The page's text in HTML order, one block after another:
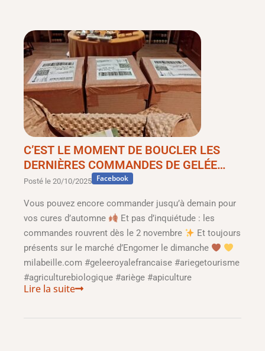
C’EST LE MOMENT DE BOUCLER LES
DERNIÈRES COMMANDES DE GELÉE…
Posté le 20/10/2025 Facebook
Vous pouvez encore commander jusqu’à demain pour
vos cures d’automne
Et pas d’inquiétude : les
commandes rouvrent dès le 2 novembre
Et toujours
présents sur le marché d’Engomer le dimanche
milabeille.com #geleeroyalefrancaise #ariegetourisme
#agriculturebiologique #ariège #apiculture
Lire la suite